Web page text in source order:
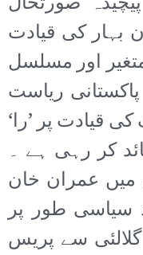
بہار کی قیادت
اور مسلسل
پاکستانی ریاست
قیادت پر ’را‘
کر رہی ہے ۔
میں عمران خان
سیاسی طور پر
سے پریس